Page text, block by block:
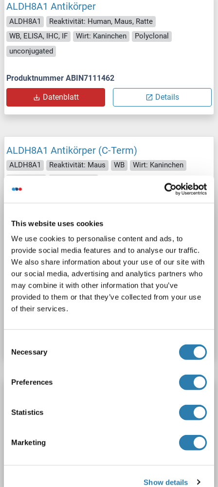
This website uses cookies
We use cookies to personalise content and ads, to
provide social media features and to analyse our traffic.
We also share information about your use of our site with
our social media, advertising and analytics partners who
may combine it with other information that you’ve
provided to them or that they’ve collected from your use
of their services.
Selection
Necessary
Preferences
Statistics
Marketing
Show details
ALDH8A1 Antikörper
ALDH8A1
Reaktivität: Human, Maus, Ratte
WB, ELISA, IHC, IF
Wirt: Kaninchen
Polyclonal
unconjugated
Produktnummer ABIN7111462
Datenblatt Details
ALDH8A1 Antikörper (C-Term)
ALDH8A1 Reaktivität: Maus WB
Wirt: Kaninchen
WB
1 image
Wirt: Kaninchen
Produktnummer ABIN5514490
Datenblatt Details